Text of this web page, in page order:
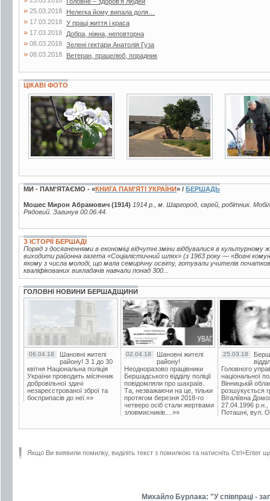
» 25.03.2018 Нелегка йому випала доля…
» 17.03.2018 У праці життя і краса
» 17.03.2018 Добра, ніжна, неповторна
» 08.03.2018 Зелені гектари Анатолія Гуза
» 08.03.2018 Ветеран, працелюб, порадник
ЦІКАВІ ФОТО
19 фото 3 фото
МИ - ПАМ’ЯТАЄМО - «КНИГА ПАМ’ЯТІ УКРАЇНИ» / БЕРШАДЬ
Мошес Мирон Абрамович (1914) 1914 р., м. Шаргород, єврей, робітник.
Рядовий. Загинув 00.06.44.
З ІСТОРІЇ БЕРШАДІ
Поряд з досягненнями в економіці відчутні зміни відбувалися в
виходити районна газета «Соціалістичний шлях» (з 1963 року — «Вогні
якому з числа молоді, що мала семирічну освіту, готували учителів
кваліфікованих викладачів навчали понад 300...
ГОЛОВНІ НОВИНИ БЕРШАДЩИНИ
06.04.18
Шановні жителі
району! З 1 до 30
квітня Національна поліція
України проводить місячник
добровільної здачі
незареєстрованої зброї та
боєприпасів до неї.»»
02.04.18
Шановні жителі
району!
Неодноразово працівники
Бершадського відділу поліції
повідомляли про шахраїв.
Та, незважаючи на це, тільки
протягом березня 2018-го
четверо осіб стали жертвами
зловмисників....»»
25.03.18
Головного
національної
Вінницькій
розшукується
Віталіївна
27.04.1996 р.н.,
Поташні, вул.
Якщо Ви виявили помилку, виділіть текст з помилкою та натисніть Ctrl+Enter
Михайло Бурлака: "У співпраці -